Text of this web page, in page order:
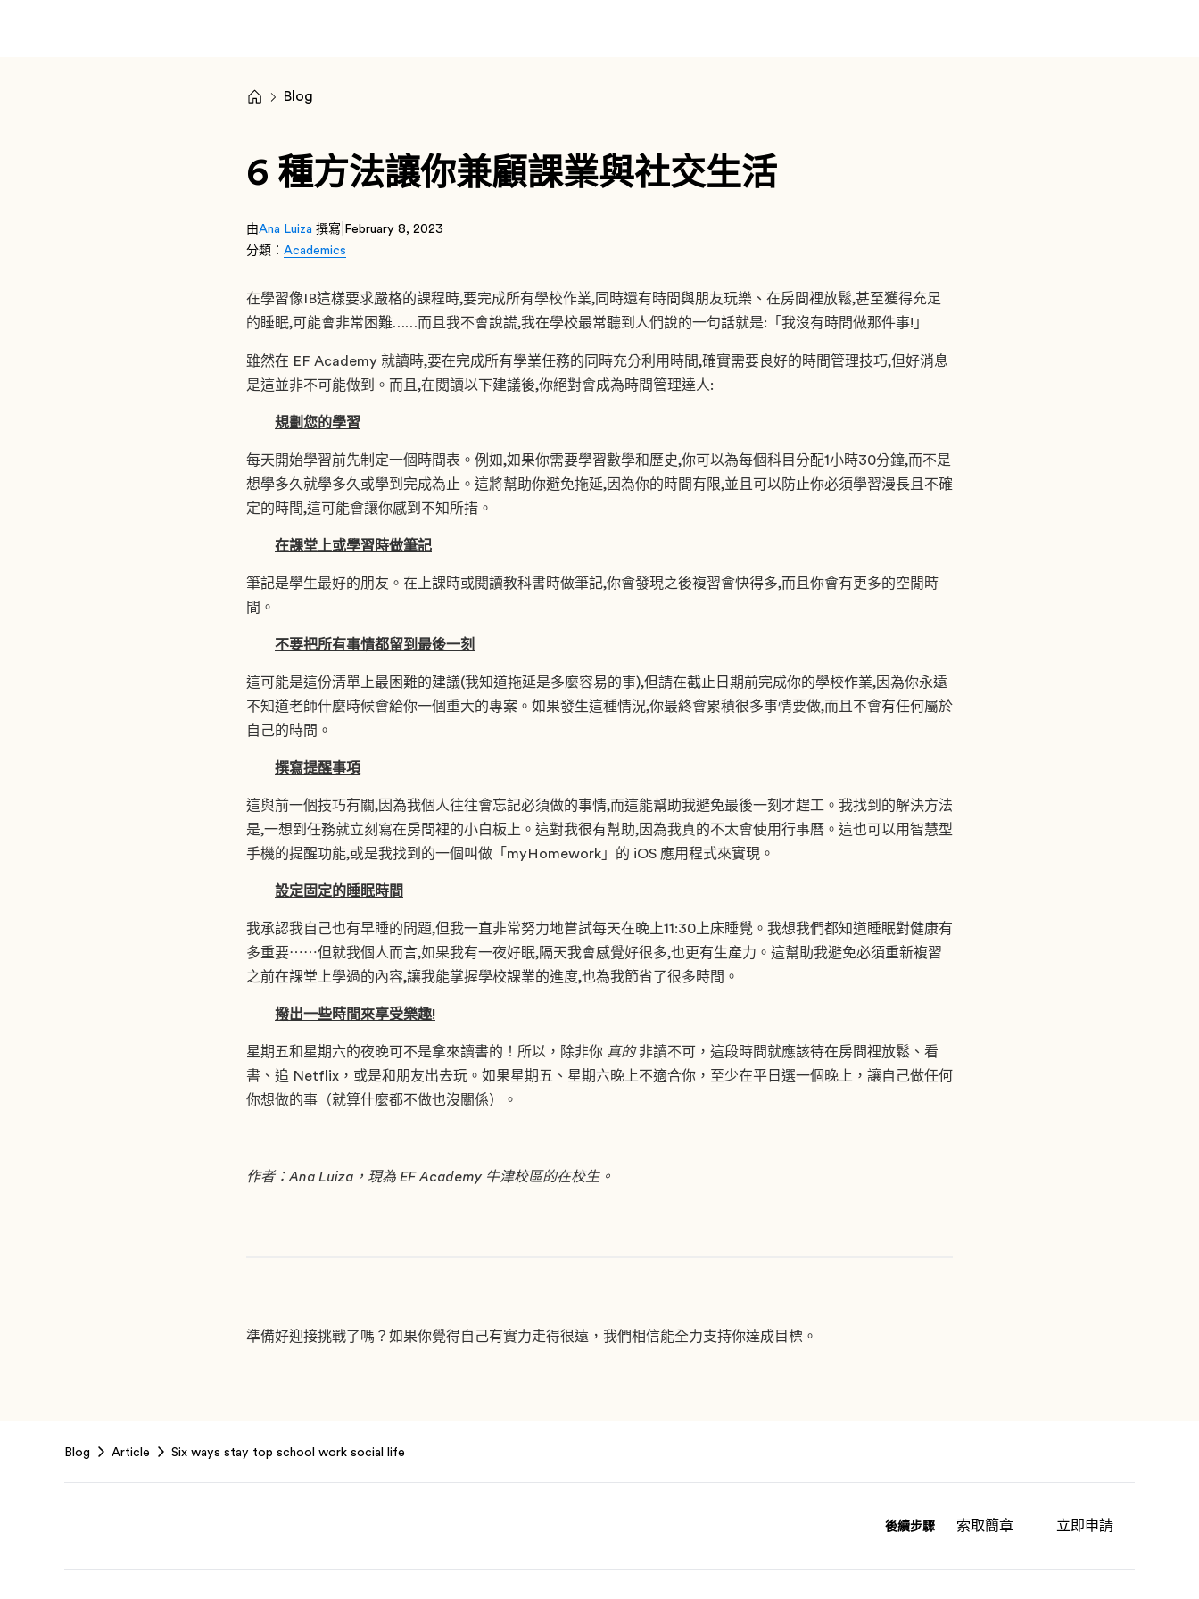
Blog
6 種方法讓你兼顧課業與社交生活
由Ana Luiza 撰寫 February 8, 2023
分類： Academics
在學習像IB這樣要求嚴格的課程時,要完成所有學校作業,同時還有時間與朋友玩樂、在房間裡放鬆,甚至獲得充足
的睡眠,可能會非常困難……而且我不會說謊,我在學校最常聽到人們說的一句話就是:「我沒有時間做那件事!」
雖然在 EF Academy 就讀時,要在完成所有學業任務的同時充分利用時間,確實需要良好的時間管理技巧,但好消息
是這並非不可能做到。而且,在閱讀以下建議後,你絕對會成為時間管理達人:
規劃您的學習
每天開始學習前先制定一個時間表。例如,如果你需要學習數學和歷史,你可以為每個科目分配1小時30分鐘,而不是
想學多久就學多久或學到完成為止。這將幫助你避免拖延,因為你的時間有限,並且可以防止你必須學習漫長且不確
定的時間,這可能會讓你感到不知所措。
在課堂上或學習時做筆記
筆記是學生最好的朋友。在上課時或閱讀教科書時做筆記,你會發現之後複習會快得多,而且你會有更多的空閒時
間。
不要把所有事情都留到最後一刻
這可能是這份清單上最困難的建議(我知道拖延是多麼容易的事),但請在截止日期前完成你的學校作業,因為你永遠
不知道老師什麼時候會給你一個重大的專案。如果發生這種情況,你最終會累積很多事情要做,而且不會有任何屬於
自己的時間。
撰寫提醒事項
這與前一個技巧有關,因為我個人往往會忘記必須做的事情,而這能幫助我避免最後一刻才趕工。我找到的解決方法
是,一想到任務就立刻寫在房間裡的小白板上。這對我很有幫助,因為我真的不太會使用行事曆。這也可以用智慧型
手機的提醒功能,或是我找到的一個叫做「myHomework」的 iOS 應用程式來實現。
設定固定的睡眠時間
我承認我自己也有早睡的問題,但我一直非常努力地嘗試每天在晚上11:30上床睡覺。我想我們都知道睡眠對健康有
多重要⋯⋯但就我個人而言,如果我有一夜好眠,隔天我會感覺好很多,也更有生產力。這幫助我避免必須重新複習
之前在課堂上學過的內容,讓我能掌握學校課業的進度,也為我節省了很多時間。
撥出一些時間來享受樂趣!
星期五和星期六的夜晚可不是拿來讀書的！所以，除非你 真的非讀不可，這段時間就應該待在房間裡放鬆、看
書、追 Netflix，或是和朋友出去玩。如果星期五、星期六晚上不適合你，至少在平日選一個晚上，讓自己做任何
你想做的事（就算什麼都不做也沒關係）。
作者：Ana Luiza，現為 EF Academy 牛津校區的在校生。
準備好迎接挑戰了嗎？如果你覺得自己有實力走得很遠，我們相信能全力支持你達成目標。
Blog Article Six ways stay top school work social life
後續步驟 索取簡章 立即申請